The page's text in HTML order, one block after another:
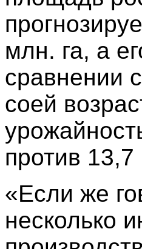
млн. га, а
сравнении
соей
против
«Если же
несколько